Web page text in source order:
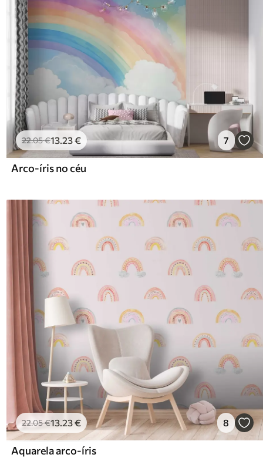
22.05€13.23€ 7
Arco-íris no céu
22.05€13.23€ 8
Aquarela arco-íris